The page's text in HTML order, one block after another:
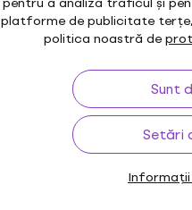
platforme de publicitate
politica noastră de
Sunt
Setări
Informații